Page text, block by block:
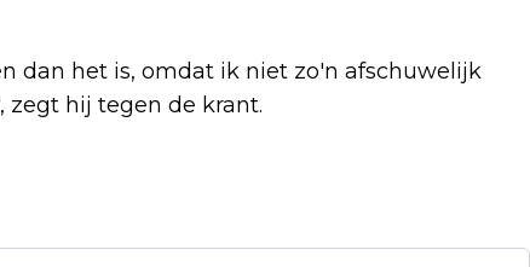
dan het is, omdat ik niet zo'n afschuwelijk
zegt hij tegen de krant.
IERSE OMROEP: EBU BELOOFT BREDER